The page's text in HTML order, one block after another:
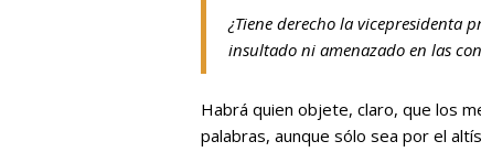
¿Tiene derecho la vicepresidenta
insultado ni amenazado en las
Habrá quien objete, claro, que los
palabras, aunque sólo sea por el